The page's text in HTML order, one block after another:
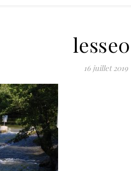
16 juillet 2019